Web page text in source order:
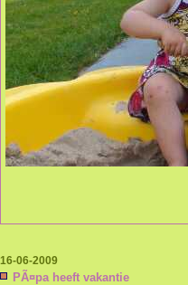
16-06-2009
PÃ¤pa heeft vakantie